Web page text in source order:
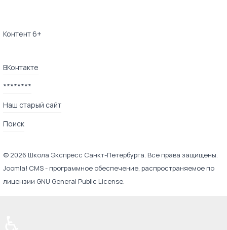
Контент 6+
ВКонтакте
********
Наш старый сайт
Поиск
© 2026 Школа Экспресс Санкт-Петербурга. Все права защищены.
Joomla! CMS- программное обеспечение, распространяемое по
лицензии GNU General Public License.